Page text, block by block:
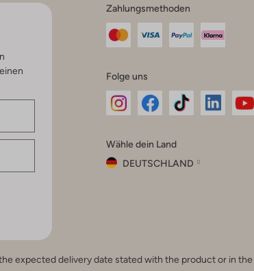
Zahlungsmethoden
Folge uns
Instagram
Facebook
TikTok
Wähle dein Land
DEUTSCHLAND
Belgique
expected delivery date stated with the product or in